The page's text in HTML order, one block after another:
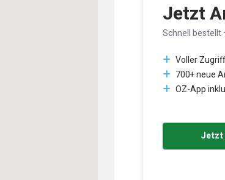
Jetzt
Schnell bestellt
Voller
700+ neue
OZ-App
Jetzt